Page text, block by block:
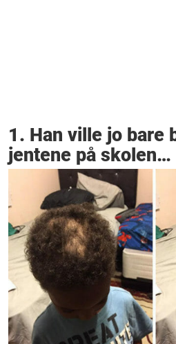
1. Han ville jo bare
jentene på skolen…